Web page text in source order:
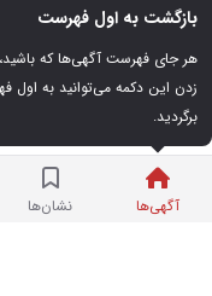
آگهی‌ها
بازگشت به اول فهرست
برگردید.
نشان‌ها
کارتن تلوزیون ایوا
نو
۶۰۰,۰۰۰ تومان
پریروز در اسفندیاری